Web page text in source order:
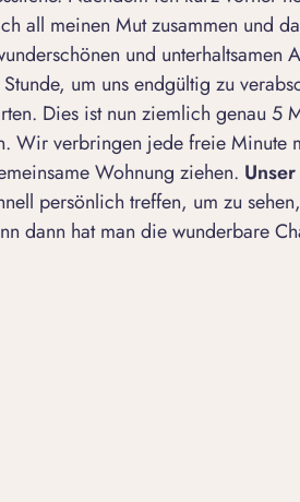
all meinen Mut zusammen und
und unterhaltsamen
um uns endgültig zu
Dies ist nun ziemlich genau 5
Wir verbringen jede freie Minute
Wohnung ziehen.
persönlich treffen, um zu
dann hat man die wunderbare